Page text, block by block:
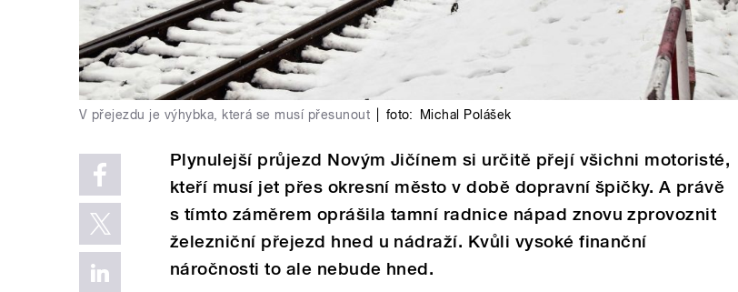
V přejezdu je výhybka, která se musí přesunout foto: Michal Polášek
Plynulejší průjezd Novým Jičínem si určitě přejí všichni motoristé,
kteří musí jet přes okresní město v době dopravní špičky. A právě
s tímto záměrem oprášila tamní radnice nápad znovu zprovoznit
železniční přejezd hned u nádraží. Kvůli vysoké finanční
náročnosti to ale nebude hned.